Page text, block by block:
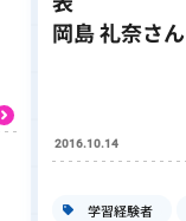
岡島 礼奈さん
2016.10.14
学習経験者